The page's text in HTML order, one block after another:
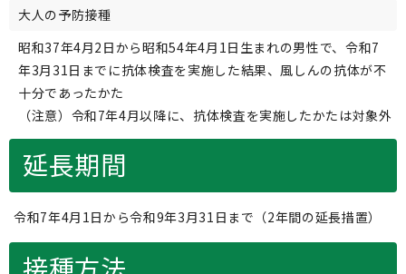
大人の予防接種
昭和37年4月2日から昭和54年4月1日生まれの男性で、令和7
年3月31日までに抗体検査を実施した結果、風しんの抗体が不
十分であったかた
（注意）令和7年4月以降に、抗体検査を実施したかたは対象外
延長期間
令和7年4月1日から令和9年3月31日まで（2年間の延長措置）